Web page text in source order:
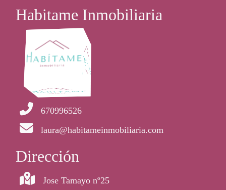
Habitame Inmobiliaria
670996526
laura@habitameinmobiliaria.com
Dirección
Jose Tamayo nº25